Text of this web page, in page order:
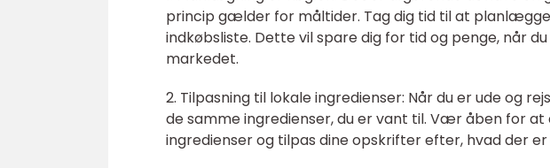
princip gælder for måltider. Tag dig tid til at
indkøbsliste. Dette vil spare dig for tid og penge, når
markedet.
2. Tilpasning til lokale ingredienser: Når du er ude
de samme ingredienser, du er vant til. Vær åben for
ingredienser og tilpas dine opskrifter efter, hvad der